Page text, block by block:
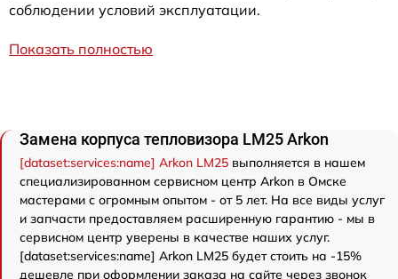
соблюдении условий эксплуатации.
Показать полностью
Замена корпуса тепловизора LM25 Arkon
[dataset:services:name] Arkon LM25 выполняется в нашем
специализированном сервисном центр Arkon в Омске
мастерами с огромным опытом - от 5 лет. На все виды услуг
и запчасти предоставляем расширенную гарантию - мы в
сервисном центр уверены в качестве наших услуг.
[dataset:services:name] Arkon LM25 будет стоить на -15%
дешевле при оформлении заказа на сайте через звонок